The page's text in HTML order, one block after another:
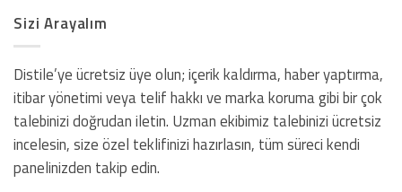
Sizi Arayalım
Distile’ye ücretsiz üye olun; içerik kaldırma, haber yaptırma,
itibar yönetimi veya telif hakkı ve marka koruma gibi bir çok
talebinizi doğrudan iletin. Uzman ekibimiz talebinizi ücretsiz
incelesin, size özel teklifinizi hazırlasın, tüm süreci kendi
panelinizden takip edin.